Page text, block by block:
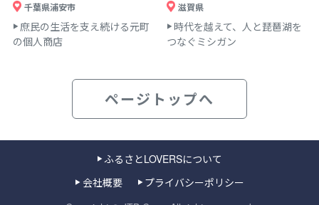
千葉県浦安市
庶民の生活を支え続ける元町
の個人商店
滋賀県
時代を越えて、人と琵琶湖を
つなぐミシガン
ページトップへ
ふるさとLOVERSについて
会社概要
プライバシーポリシー